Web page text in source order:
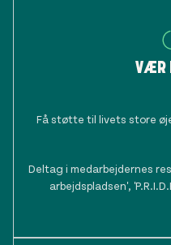
VÆR
Få støtte til livets store
Deltag i medarbejdernes
arbejdspladsen',